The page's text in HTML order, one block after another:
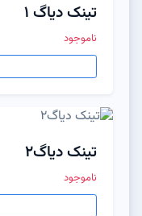
تینک دیاگ ۱
ناموجود
تینک دیاگ2
ناموجود